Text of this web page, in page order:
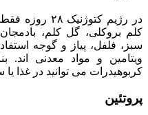
در رژیم
کلم بروکلی، گل کلم،
سبز، فلفل، پیاز و گوجه
ویتامین و مواد معدنی اند.
کربوهیدرات می توانید در غذا یا
پروتئین